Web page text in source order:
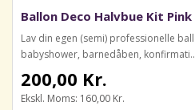
Ballon Deco Halvbue Kit Pink
Lav din egen (semi) professionelle
babyshower, barnedåben, konfirmati..
200,00 Kr.
Ekskl. Moms: 160,00 Kr.